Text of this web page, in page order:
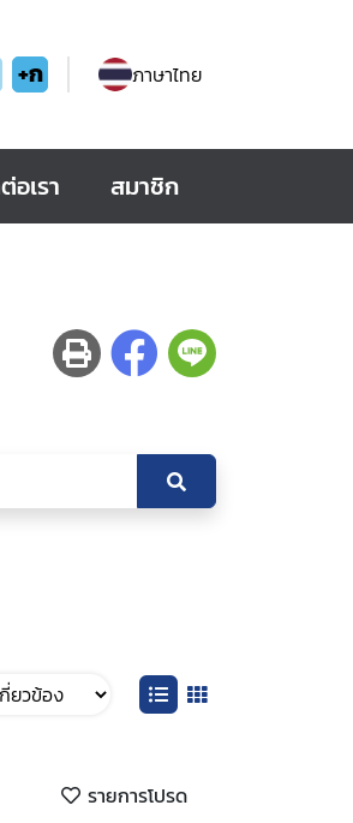
+ก ภาษาไทย
อเรา สมาชิก
รายการโปรด